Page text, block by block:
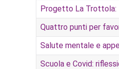
Progetto La Trottola:
Quattro punti per
Salute mentale e
Scuola e Covid: